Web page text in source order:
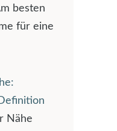
besten
für eine
Nähe